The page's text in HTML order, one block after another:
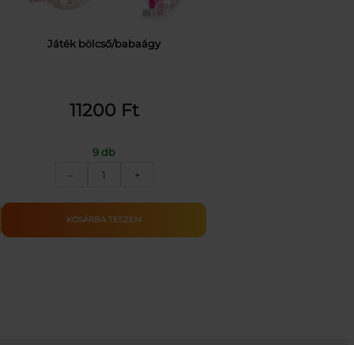
Játék bölcső/babaágy
11200 Ft
9 db
–
Játék
mennyiség
+
KOSÁRBA TESZEM